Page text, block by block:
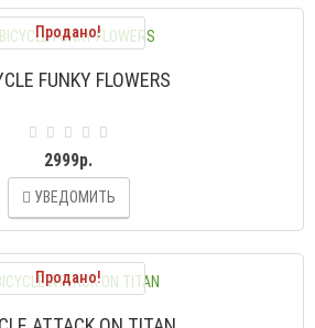
Продано!
FUNKY FLOWERS
2999р.
УВЕДОМИТЬ
Продано!